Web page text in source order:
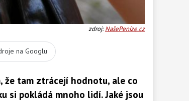
zdroj:NašePeníze.cz
na Googlu
že tam ztrácejí hodnotu, ale co
si pokládá mnoho lidí. Jaké jsou